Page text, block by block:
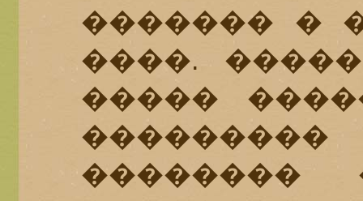
������� �
����.
�����
���������
��������